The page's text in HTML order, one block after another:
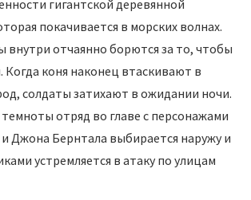
гигантской деревянной
покачивается в морских волнах.
внутри отчаянно борются за то, чтобы
Когда коня наконец втаскивают в
солдаты затихают в ожидании ночи.
отряд во главе с персонажами
Джона Бернтала выбирается наружу и
устремляется в атаку по улицам